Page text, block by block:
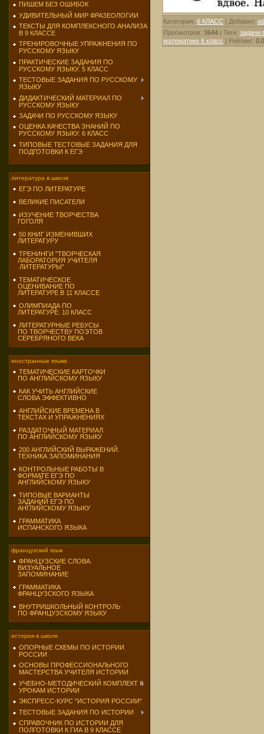
ПИШЕМ БЕЗ ОШИБОК
УДИВИТЕЛЬНЫЙ МИР ФРАЗЕОЛОГИИ
ТЕКСТЫ ДЛЯ КОМПЛЕКСНОГО АНАЛИЗА
В 9 КЛАССЕ
ТРЕНИРОВОЧНЫЕ УПРАЖНЕНИЯ ПО
РУССКОМУ ЯЗЫКУ
ПРАКТИЧЕСКИЕ ЗАДАНИЯ ПО
РУССКОМУ ЯЗЫКУ. 5 КЛАСС
ТЕСТОВЫЕ ЗАДАНИЯ ПО РУССКОМУ
ЯЗЫКУ
ДИДАКТИЧЕСКИЙ МАТЕРИАЛ ПО
РУССКОМУ ЯЗЫКУ
ЗАДАЧИ ПО РУССКОМУ ЯЗЫКУ
ОЦЕНКА КАЧЕСТВА ЗНАНИЙ ПО
РУССКОМУ ЯЗЫКУ. 6 КЛАСС
ТИПОВЫЕ ТЕСТОВЫЕ ЗАДАНИЯ ДЛЯ
ПОДГОТОВКИ К ЕГЭ
литература в школе
ЕГЭ ПО ЛИТЕРАТУРЕ
ВЕЛИКИЕ ПИСАТЕЛИ
ИЗУЧЕНИЕ ТВОРЧЕСТВА
ГОГОЛЯ
50 КНИГ ИЗМЕНИВШИХ
ЛИТЕРАТУРУ
ТРЕНИНГИ "ТВОРЧЕСКАЯ
ЛАБОРАТОРИЯ УЧИТЕЛЯ
ЛИТЕРАТУРЫ"
ТЕМАТИЧЕСКОЕ
ОЦЕНИВАНИЕ ПО
ЛИТЕРАТУРЕ В 11 КЛАССЕ
ОЛИМПИАДА ПО
ЛИТЕРАТУРЕ. 10 КЛАСС
ЛИТЕРАТУРНЫЕ РЕБУСЫ
ПО ТВОРЧЕСТВУ ПОЭТОВ
СЕРЕБРЯНОГО ВЕКА
иностранные языки
ТЕМАТИЧЕСКИЕ КАРТОЧКИ
ПО АНГЛИЙСКОМУ ЯЗЫКУ
КАК УЧИТЬ АНГЛИЙСКИЕ
СЛОВА ЭФФЕКТИВНО
АНГЛИЙСКИЕ ВРЕМЕНА В
ТЕКСТАХ И УПРАЖНЕНИЯХ
РАЗДАТОЧНЫЙ МАТЕРИАЛ
ПО АНГЛИЙСКОМУ ЯЗЫКУ
200 АНГЛИЙСКИЙ ВЫРАЖЕНИЙ.
ТЕХНИКА ЗАПОМИНАНИЯ
КОНТРОЛЬНЫЕ РАБОТЫ В
ФОРМАТЕ ЕГЭ ПО
АНГЛИЙСКОМУ ЯЗЫКУ
ТИПОВЫЕ ВАРИАНТЫ
ЗАДАНИЙ ЕГЭ ПО
АНГЛИЙСКОМУ ЯЗЫКУ
ГРАММАТИКА
ИСПАНСКОГО ЯЗЫКА
французский язык
ФРАНЦУЗСКИЕ СЛОВА.
ВИЗУАЛЬНОЕ
ЗАПОМИНАНИЕ
ГРАММАТИКА
ФРАНЦУЗСКОГО ЯЗЫКА
ВНУТРИШКОЛЬНЫЙ КОНТРОЛЬ
ПО ФРАНЦУЗСКОМУ ЯЗЫКУ
история в школе
ОПОРНЫЕ СХЕМЫ ПО ИСТОРИИ
РОССИИ
ОСНОВЫ ПРОФЕССИОНАЛЬНОГО
МАСТЕРСТВА УЧИТЕЛЯ ИСТОРИИ
УЧЕБНО-МЕТОДИЧЕСКИЙ КОМПЛЕКТ К
УРОКАМ ИСТОРИИ
ЭКСПРЕСС-КУРС "ИСТОРИЯ РОССИИ"
ТЕСТОВЫЕ ЗАДАНИЯ ПО ИСТОРИИ
СПРАВОЧНИК ПО ИСТОРИИ ДЛЯ
ПОЛГОТОВКИ К ГИА В 9 КЛАССЕ
Категория: 6 КЛАСС | Добавил:
Просмотров: 3644 | Теги: задачи
математике 6 класс | Рейтинг: 0.0